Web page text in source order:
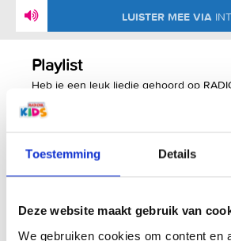
Toestemming Details
Deze website maakt gebruik van
We gebruiken cookies om content en
LUISTER MEE VIA
Playlist
Heb je een leuk liedje gehoord op
weten welke dat was? Geef hieronder
Playlist van 8 augustus 2026
Datum (dd-mm-jjjj):